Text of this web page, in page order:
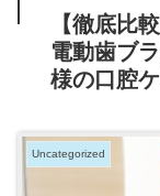
【徹底比
電動歯ブ
様の口腔
Uncategorized